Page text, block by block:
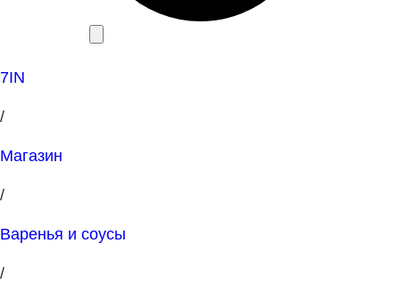
7IN
/
Магазин
/
Варенья и соусы
/